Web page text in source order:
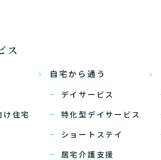
ス
住宅
自宅から通う
デイサービス
特化型デイサービス
ショートステイ
居宅介護支援